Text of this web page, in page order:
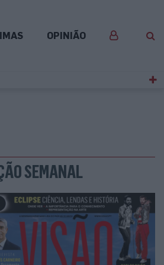
OPINIÃO
SEMANAL